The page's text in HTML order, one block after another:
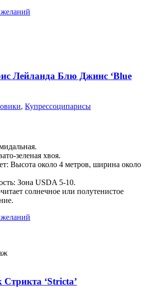
Лейланда Блю Джинс ‘Blue
, Купрессоципарисы
зеленая хвоя.
Высота около 4 метров, ширина около
Зона USDA 5-10.
солнечное или полутенистое
‘Stricta’